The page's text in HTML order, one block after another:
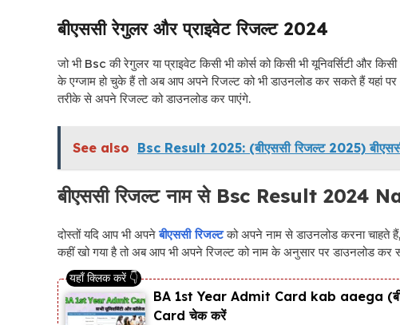
बीएससी रेगुलर और प्राइवेट रिजल्ट 2024
जो भी Bsc की रेगुलर या प्राइवेट किसी भी कोर्स को किसी भी यूनिवर्सिटी और
के एग्जाम हो चुके हैं तो अब आप अपने रिजल्ट को भी डाउनलोड कर सकते हैं यहां
तरीके से अपने रिजल्ट को डाउनलोड कर पाएंगे.
See also Bsc Result 2025: (बीएससी रिजल्ट 2025)
बीएससी रिजल्ट नाम से Bsc Result 2024
दोस्तों यदि आप भी अपनेबीएससी रिजल्टको अपने नाम से डाउनलोड करना चाहते
कहीं खो गया है तो अब आप भी अपने रिजल्ट को नाम के अनुसार पर डाउनलोड कर
BA 1st Year Admit Card kab aaega (बीए
Card चेक करें